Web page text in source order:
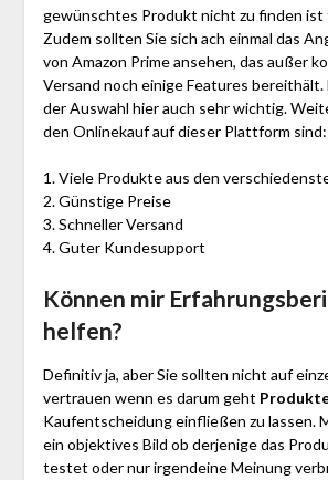
gewünschtes Produkt nicht zu finden ist
Zudem sollten Sie sich ach einmal das
von Amazon Prime ansehen, das außer
Versand noch einige Features bereithält.
der Auswahl hier auch sehr wichtig.
den Onlinekauf auf dieser Plattform sind:
1. Viele Produkte aus den
2. Günstige Preise
3. Schneller Versand
4. Guter Kundesupport
Können mir
helfen?
Definitiv ja, aber Sie sollten nicht auf
vertrauen wenn es darum geht
Kaufentscheidung einfließen zu lassen.
ein objektives Bild ob derjenige das
testet oder nur irgendeine Meinung